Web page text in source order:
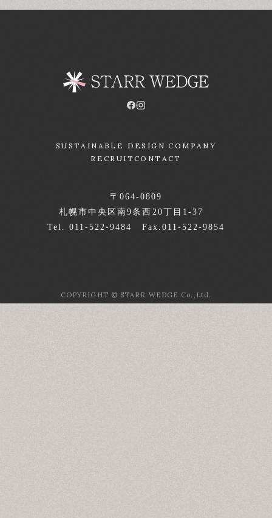
SUSTAINABLE DESIGN COMPANY
RECRUIT CONTACT
〒064-0809
札幌市中央区南9条西20丁目1-37
Tel. 011-522-9484 Fax.011-522-9854
COPYRIGHT © STARR WEDGE Co.,Ltd.